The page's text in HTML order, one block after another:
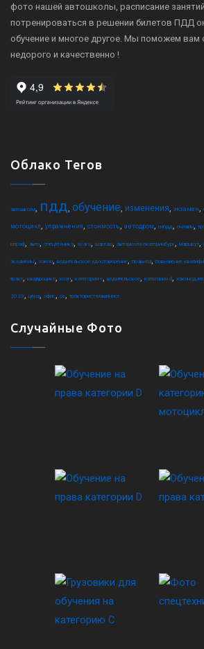
фото нашей автошколы, расписание
потренироваться в решении билетов ПДД
обучение и многое другое. Мы поможем вам
недорого и качественно !
Облако Тегов
автошкола, пдд, обучение, изменения, экзамен,
мотоцикл, упражнения, стоимость, автодром, гибдд, онлайн,
штраф, авто, спецтехника, осаго, шарташ, автошкола екатеринбург, маршрут,
экзамены, закон, водительское удостоверение, правила, повышение
тракт, квадроцикл, коап, категория c, водительское, категория d,
2023, цена, офис, ce, тракторист-машинист
Случайные Фото